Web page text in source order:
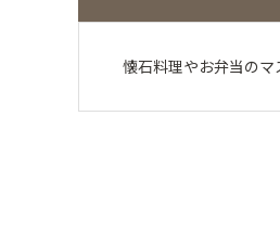
懐石料理やお弁当の